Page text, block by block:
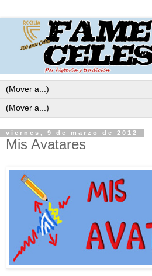
viernes, 9 de marzo de 2012
Mis Avatares